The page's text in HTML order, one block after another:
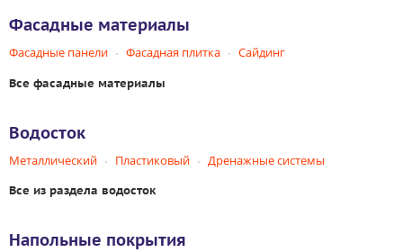
Фасадные материалы
Фасадные панели Фасадная плитка Сайдинг
Все фасадные материалы
Водосток
Металлический Пластиковый Дренажные системы
Все из раздела водосток
Напольные покрытия